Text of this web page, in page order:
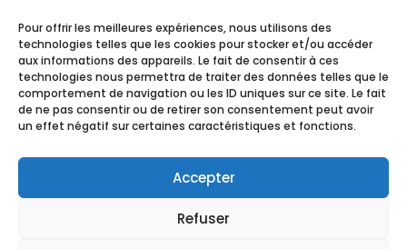
Pour offrir les meilleures expériences, nous utilisons des
technologies telles que les cookies pour stocker et/ou accéder
aux informations des appareils. Le fait de consentir à ces
technologies nous permettra de traiter des données telles que le
comportement de navigation ou les ID uniques sur ce site. Le fait
de ne pas consentir ou de retirer son consentement peut avoir
un effet négatif sur certaines caractéristiques et fonctions.
Accepter
Refuser
réservés. Communication visuelle par
Forma
2025 – Tous droits réservés |